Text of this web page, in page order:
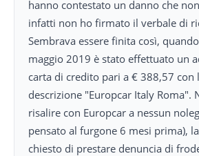
hanno contestato un danno che
infatti non ho firmato il verbale di
Sembrava essere finita così,
maggio 2019 è stato effettuato un
carta di credito pari a € 388,57 con
descrizione "Europcar Italy Roma".
risalire con Europcar a nessun
pensato al furgone 6 mesi prima),
chiesto di prestare denuncia di